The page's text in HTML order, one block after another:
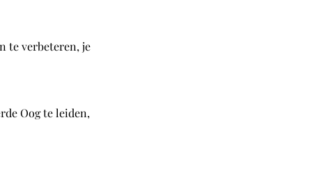
te verbeteren, je
Oog te leiden,